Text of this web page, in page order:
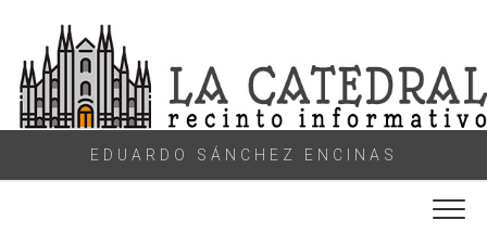
content
EDUARDO SÁNCHEZ ENCINAS